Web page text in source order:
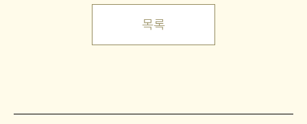
목록